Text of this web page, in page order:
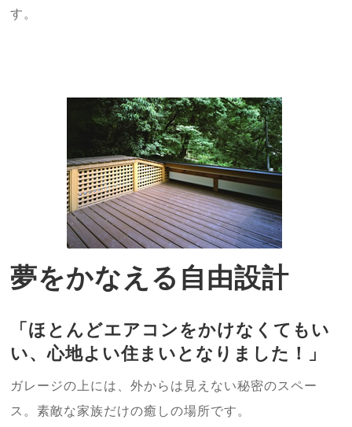
す。
夢をかなえる自由設計
「ほとんどエアコンをかけなくてもい
い、心地よい住まいとなりました！」
ガレージの上には、外からは見えない秘密のスペー
ス。素敵な家族だけの癒しの場所です。